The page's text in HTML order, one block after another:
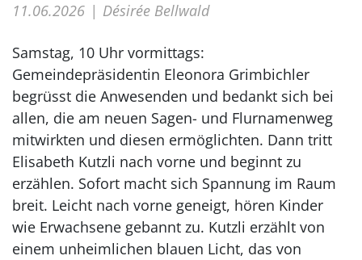
11.06.2026 Désirée Bellwald
Samstag, 10 Uhr vormittags:
Gemeindepräsidentin Eleonora Grimbichler
begrüsst die Anwesenden und bedankt sich bei
allen, die am neuen Sagen- und Flurnamenweg
mitwirkten und diesen ermöglichten. Dann tritt
Elisabeth Kutzli nach vorne und beginnt zu
erzählen. Sofort macht sich Spannung im Raum
breit. Leicht nach vorne geneigt, hören Kinder
wie Erwachsene gebannt zu. Kutzli erzählt von
einem unheimlichen blauen Licht, das von